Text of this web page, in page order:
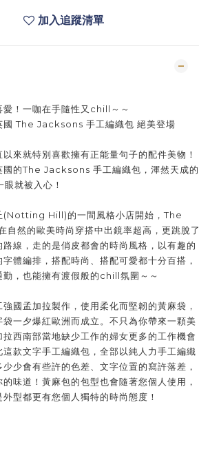
加入追蹤清單
愛！一咖在手隨性又chill～～
國 The Jacksons 手工編織包 絕美登場
來就特別喜歡擁有正能量句子的配件美物！
國的The Jacksons 手工編織包，渾然天成的
就被入心！
(Notting Hill)的一間風格小店開始，The
然的歐美時尚穿搭中出鏡率超高，更跳脫了
線，走的是俏皮都會的時尚風格，以有趣的
體編排，搭配時尚、搭配可愛都十分百搭，
勤，也能擁有渡假般的chill氛圍～～
國孟加拉製作，使用柔化而堅韌的黃麻袋，
一夕爆紅歐洲而成立。不只為你帶來一顆美
拉西南部當地缺少工作的婦女更多的工作機會
這款文字手工編織包，全部以純人力手工編織
少會有些許的色差、文字位置的寫許落差，
味道！黃麻包的包型也會隨著您個人使用，
型都更有您個人獨特的時尚態度！